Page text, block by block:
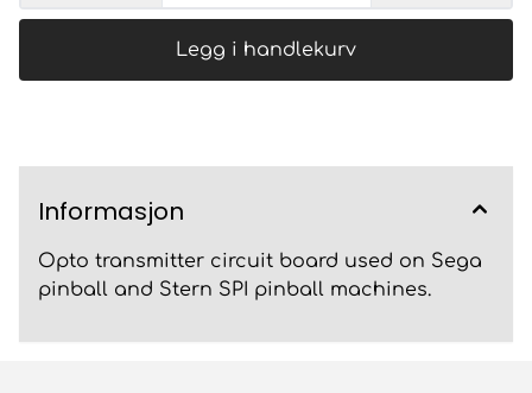
Legg i handlekurv
Informasjon
Opto transmitter circuit board used on Sega
pinball and Stern SPI pinball machines.